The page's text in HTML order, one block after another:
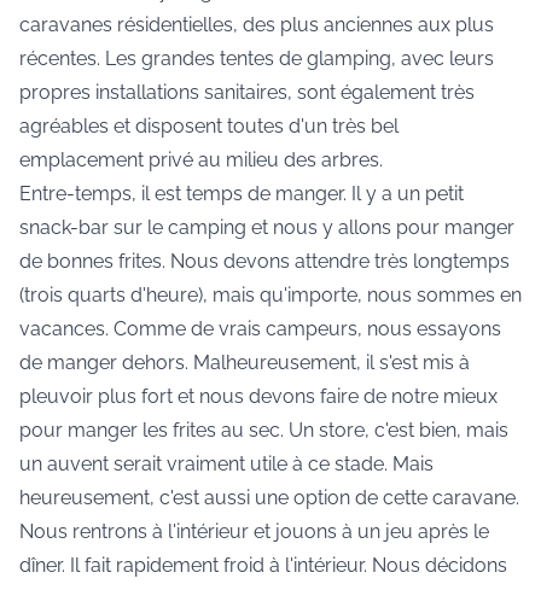
caravanes résidentielles, des plus anciennes aux plus
récentes. Les grandes tentes de glamping, avec leurs
propres installations sanitaires, sont également très
agréables et disposent toutes d'un très bel
emplacement privé au milieu des arbres.
Entre-temps, il est temps de manger. Il y a un petit
snack-bar sur le camping et nous y allons pour manger
de bonnes frites. Nous devons attendre très longtemps
(trois quarts d'heure), mais qu'importe, nous sommes en
vacances. Comme de vrais campeurs, nous essayons
de manger dehors. Malheureusement, il s'est mis à
pleuvoir plus fort et nous devons faire de notre mieux
pour manger les frites au sec. Un store, c'est bien, mais
un auvent serait vraiment utile à ce stade. Mais
heureusement, c'est aussi une option de cette caravane.
Nous rentrons à l'intérieur et jouons à un jeu après le
dîner. Il fait rapidement froid à l'intérieur. Nous décidons